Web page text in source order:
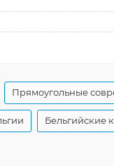
Прямоугольные
Бельгийские